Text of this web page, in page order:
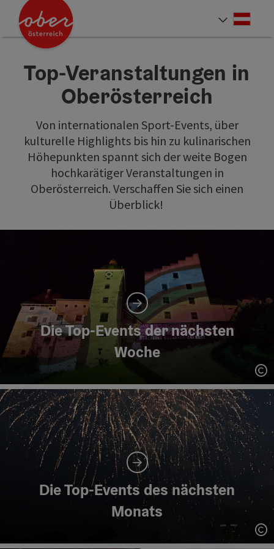
Zum Inhalt
Zur Navigation
Zum Seitenanfang
Zur Kontaktseite
Zur Suche Accesskey
[4]
Zum Impressum
Zu den Hinweisen zur Bedienung der Website Accesskey
Zur Startseite
Top-Veranstaltungen in
Oberösterreich
Von internationalen Sport-Events, über
kulturelle Highlights bis hin zu kulinarischen
Höhepunkten spannt sich der weite Bogen
hochkarätiger Veranstaltungen in
Oberösterreich. Verschaffen Sie sich einen
Überblick!
Die Top-Events der nächsten
Woche
Die Top-Events des nächsten
Monats